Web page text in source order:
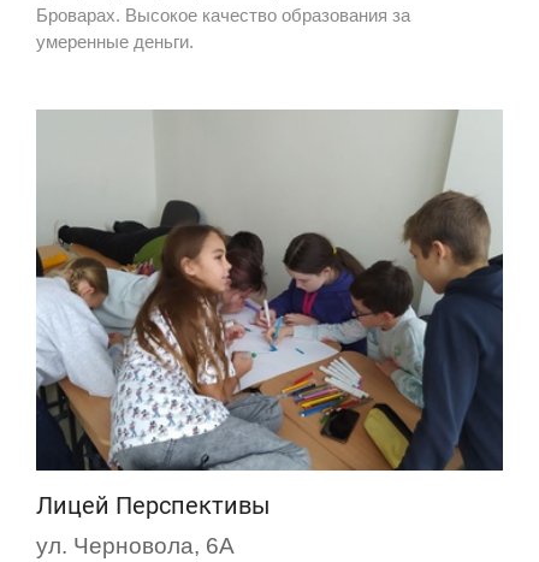
Броварах. Высокое качество образования за
умеренные деньги.
Лицей Перспективы
ул. Черновола, 6А